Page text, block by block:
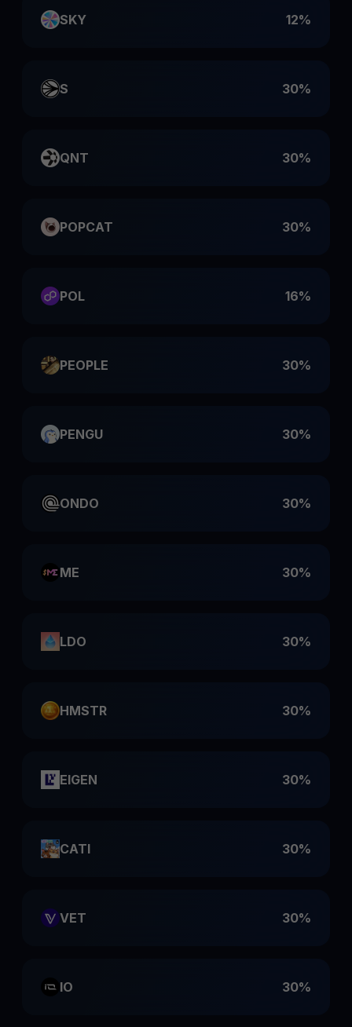
SKY 12%
S 30%
QNT 30%
POPCAT 30%
POL 16%
PEOPLE 30%
PENGU 30%
ONDO 30%
ME 30%
LDO 30%
HMSTR 30%
EIGEN 30%
CATI 30%
VET 30%
IO 30%